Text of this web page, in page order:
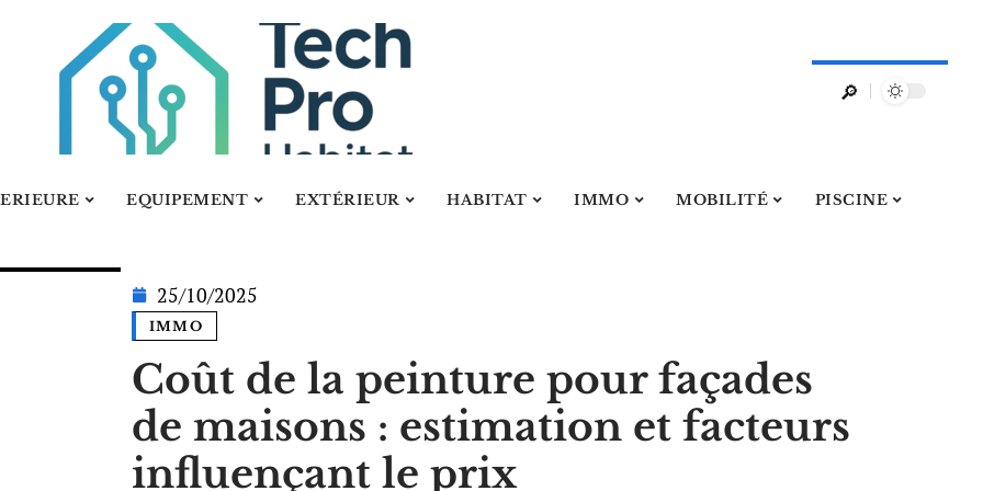
EQUIPEMENT EXTÉRIEUR HABITAT IMMO MOBILITÉ PISCINE
25/10/2025
IMMO
Coût de la peinture pour façades
de maisons : estimation et facteurs
influençant le prix